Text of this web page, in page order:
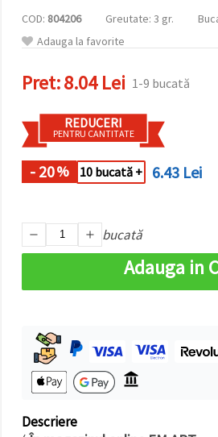
selectând
cookie -uri
pe butonul
"Salvați"
Аcceptati
Setări
COD: 804206 Greutate: 3 gr.
Adauga la favorite
Pret:8.04 Lei 1-9 bucată
REDUCERI
PENTRU CANTITATE
- 20% 10 bucată + 6.43 Lei
bucată
Adauga in
Descriere